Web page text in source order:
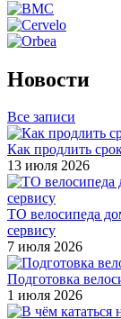
Новости
Все записи
Как продлить
13 июля 2026
ТО велосипеда
сервису
7 июля 2026
Подготовка
1 июля 2026